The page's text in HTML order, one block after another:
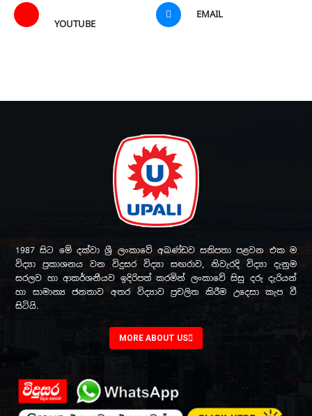
YOUTUBE
EMAIL
1987 සිට මේ දක්වා ශ්‍රී ලංකාවේ අඛණ්ඩව සතිපතා පළවන එක ම
විද්‍යා ප්‍රකාශනය වන විදුසර විද්‍යා සඟරාව, නිවැරදි විද්‍යා දැනුම
සරලව හා ආකර්ශනීයව ඉදිරිපත් කරමින් ලංකාවේ සිසු දරු දැරියන්
හා සාමාන්‍ය ජනතාව අතර විද්‍යාව ප්‍රචලිත කිරීම උදෙසා කැප වී
සිටියි.
MORE ABOUT US